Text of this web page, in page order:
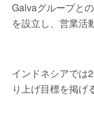
Galvaグループと
を設立し、営業活
インドネシアでは
り上げ目標を掲げ